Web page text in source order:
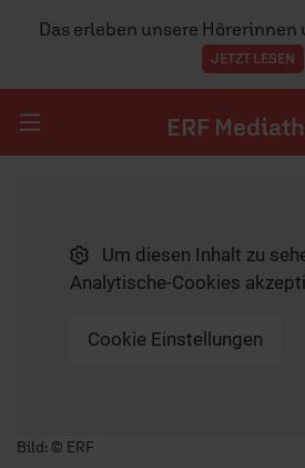
Das erleben unsere Hörerinnen
JETZT LESEN
ERF
SENDUNGEN A-ZUm diesen Inhalt zu
Analytische-Cookies
Cookie Einstellungen
Player starten/anhalten
Bild: © ERF